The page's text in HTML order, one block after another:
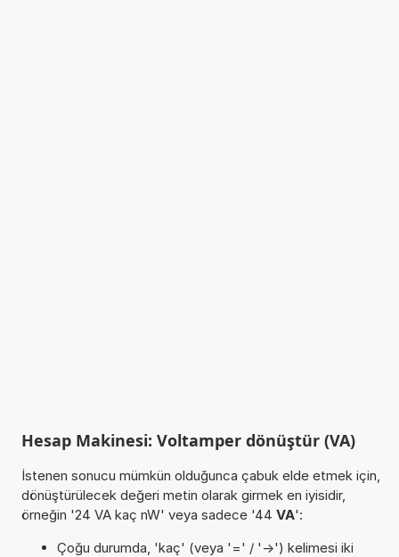
Hesap Makinesi: Voltamper dönüştür (VA)
İstenen sonucu mümkün olduğunca çabuk elde etmek için,
dönüştürülecek değeri metin olarak girmek en iyisidir,
örneğin '24 VA kaç nW' veya sadece '44 VA':
Çoğu durumda, 'kaç' (veya '=' / '->') kelimesi iki